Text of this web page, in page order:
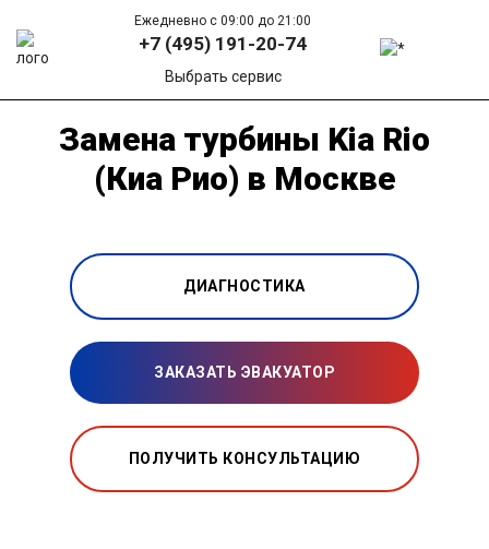
Ежедневно с 09:00 до 21:00
+7 (495) 191-20-74
Выбрать сервис
Замена турбины Kia Rio
(Киа Рио) в Москве
ДИАГНОСТИКА
ЗАКАЗАТЬ ЭВАКУАТОР
ПОЛУЧИТЬ КОНСУЛЬТАЦИЮ